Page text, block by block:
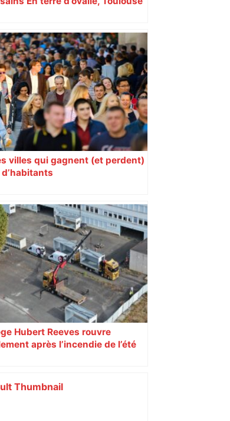
surtout son art du jeu en
vif et spectaculaire.
Série (4 / 10)
villes qui gagnent (et perdent)
Hubert Reeves rouvre
après l’incendie de l’été